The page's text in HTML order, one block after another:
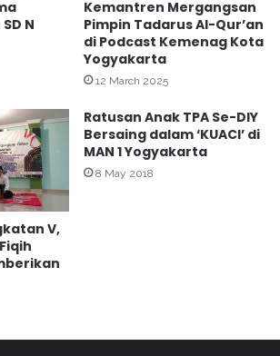
N
Kemantren Mergangsan
Pimpin Tadarus Al-Qur’an
di Podcast Kemenag Kota
Yogyakarta
12 March 2025
V,
Ratusan Anak TPA Se-DIY
Bersaing dalam ‘KUACI’ di
MAN 1 Yogyakarta
8 May 2018